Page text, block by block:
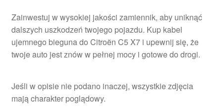
Zainwestuj w wysokiej jakości zamiennik, aby uniknąć
dalszych uszkodzeń twojego pojazdu. Kup kabel
ujemnego bieguna do Citroën C5 X7 i upewnij się, że
twoje auto jest znów w pełnej mocy i gotowe do drogi.
Jeśli w opisie nie podano inaczej, wszystkie zdjęcia
mają charakter poglądowy.